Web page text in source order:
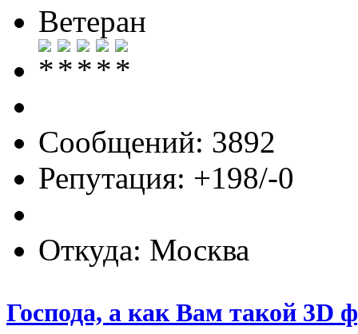
Ветеран
Сообщений: 3892
Репутация: +198/-0
Откуда: Москва
Господа, а как Вам такой 3D